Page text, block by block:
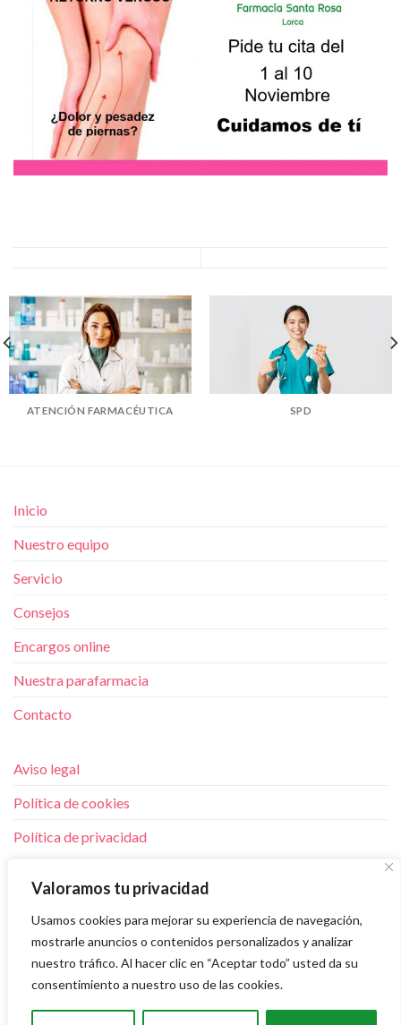
Valoramos tu privacidad
Usamos cookies para mejorar su experiencia de navegación,
mostrarle anuncios o contenidos personalizados y analizar
nuestro tráfico. Al hacer clic en “Aceptar todo” usted da su
consentimiento a nuestro uso de las cookies.
ATENCIÓN FARMACÉUTICA SPD
Inicio
Nuestro equipo
Servicio
Consejos
Encargos online
Nuestra parafarmacia
Contacto
Aviso legal
Política de cookies
Política de privacidad
LUNES A VIERNES 9:30 A 20:00 H
Floridablanca 2. Lorca. MURCIA